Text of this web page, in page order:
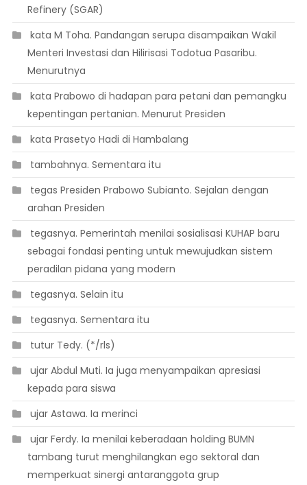
Refinery (SGAR)
 kata M Toha. Pandangan serupa disampaikan Wakil
Menteri Investasi dan Hilirisasi Todotua Pasaribu.
Menurutnya
 kata Prabowo di hadapan para petani dan pemangku
kepentingan pertanian. Menurut Presiden
 kata Prasetyo Hadi di Hambalang
 tambahnya. Sementara itu
 tegas Presiden Prabowo Subianto. Sejalan dengan
arahan Presiden
 tegasnya. Pemerintah menilai sosialisasi KUHAP baru
sebagai fondasi penting untuk mewujudkan sistem
peradilan pidana yang modern
 tegasnya. Selain itu
 tegasnya. Sementara itu
 tutur Tedy. (*/rls)
 ujar Abdul Muti. Ia juga menyampaikan apresiasi
kepada para siswa
 ujar Astawa. Ia merinci
 ujar Ferdy. Ia menilai keberadaan holding BUMN
tambang turut menghilangkan ego sektoral dan
memperkuat sinergi antaranggota grup